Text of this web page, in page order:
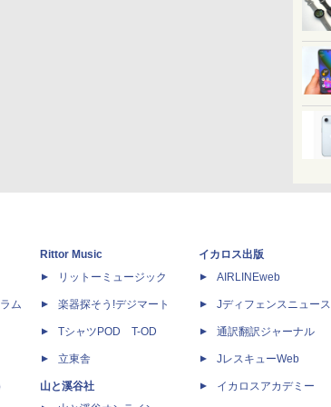
ム
Rittor Music
リットーミュージック
楽器探そう!デジマート
TシャツPOD T-OD
立東舎
山と溪谷社
イカロス出版
AIRLINEweb
Jディフェンスニュース
通訳翻訳ジャーナル
JレスキューWeb
イカロスアカデミー